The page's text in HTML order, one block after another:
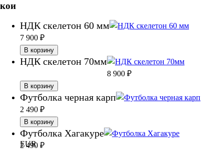
EUR
кои
НДК скелетон 60 мм
7 900 ₽
В корзину
НДК скелетон 70мм
8 900 ₽
В корзину
Футболка черная карп
2 490 ₽
В корзину
Футболка Хагакуре
2 490 ₽